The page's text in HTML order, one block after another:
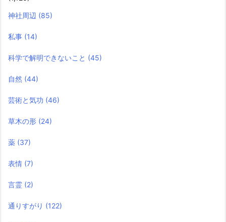
神社周辺 (85)
私事 (14)
科学で解明できないこと (45)
自然 (44)
芸術と気功 (46)
草木の形 (24)
薬 (37)
表情 (7)
言霊 (2)
通りすがり (122)